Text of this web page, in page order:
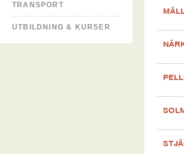
TRANSPORT
UTBILDNING & KURSER